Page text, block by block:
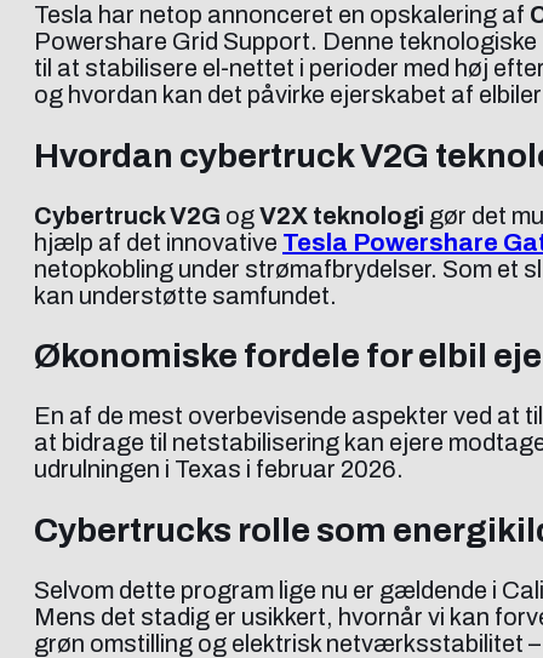
Tesla har netop annonceret en opskalering af
Powershare Grid Support. Denne
til at stabilisere el-nettet i perioder med høj
og hvordan kan det påvirke ejerskabet af
Hvordan cybertruck V2G
Cybertruck V2G ogV2X teknologi gør det
hjælp af det innovative Tesla Powershare
netopkobling under strømafbrydelser. Som et
kan understøtte samfundet.
Økonomiske fordele for elbil
En af de mest overbevisende aspekter ved at
at bidrage til netstabilisering kan ejere
udrulningen i Texas i februar 2026.
Cybertrucks rolle som
Selvom dette program lige nu er gældende i
Mens det stadig er usikkert, hvornår vi kan
grøn omstilling og elektrisk netværksstabilitet